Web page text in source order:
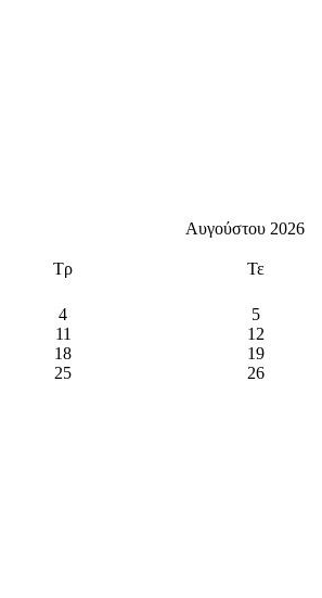
Αυγούστου 2026
Τρ Τε
4 5
11 12
18 19
25 26